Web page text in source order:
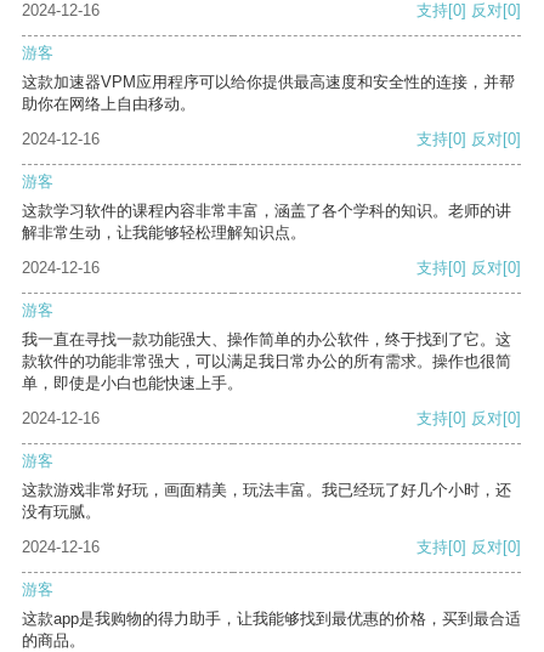
2024-12-16 支持[0] 反对[0]
游客
这款加速器VPM应用程序可以给你提供最高速度和安全性的连接，并帮
助你在网络上自由移动。
2024-12-16
支持[0] 反对[0]
游客
这款学习软件的课程内容非常丰富，涵盖了各个学科的知识。老师的讲
解非常生动，让我能够轻松理解知识点。
2024-12-16
支持[0] 反对[0]
游客
我一直在寻找一款功能强大、操作简单的办公软件，终于找到了它。这
款软件的功能非常强大，可以满足我日常办公的所有需求。操作也很简
单，即使是小白也能快速上手。
2024-12-16
支持[0] 反对[0]
游客
这款游戏非常好玩，画面精美，玩法丰富。我已经玩了好几个小时，还
没有玩腻。
2024-12-16
支持[0] 反对[0]
游客
这款app是我购物的得力助手，让我能够找到最优惠的价格，买到最合适
的商品。